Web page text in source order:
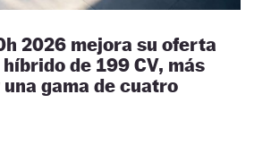
2026 mejora su oferta
de 199 CV, más
gama de cuatro